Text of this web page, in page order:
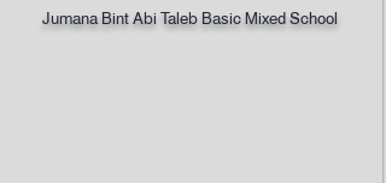
Jumana Bint Abi Taleb Basic Mixed School